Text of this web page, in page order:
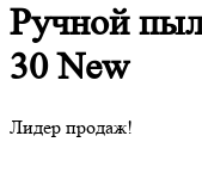
Ручной
30 New
Лидер продаж!